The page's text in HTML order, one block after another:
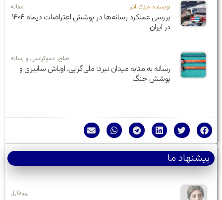
نویسنده: مزدک آذر مقاله
بررسی عملکرد رسانه‌ها در پوشش اعتراضات دیماه ۱۴۰۴
در ایران
صلح، دموکراسی، و رسانه
رسانه به مثابه میدان نبرد: ملی‌گرایی، اوباش سایبری و
پوشش جنگ
پیشنهاد ما
پروفایل